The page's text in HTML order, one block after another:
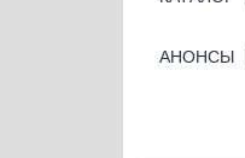
Primary
АНОНСЫ